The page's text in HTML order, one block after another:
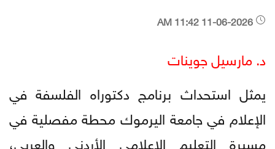
د. مارسيل جوينات
يمثل استحداث برنامج دكتوراه الفلسفة في
الإعلام في جامعة اليرموك محطة مفصلية في
مسيرة التعليم الإعلامي الأردني والعربي،